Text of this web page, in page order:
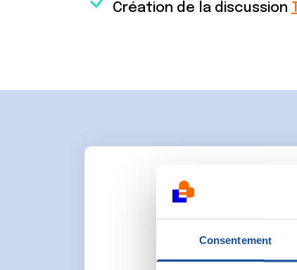
Consentement
Création de la discussion
Pour lancer